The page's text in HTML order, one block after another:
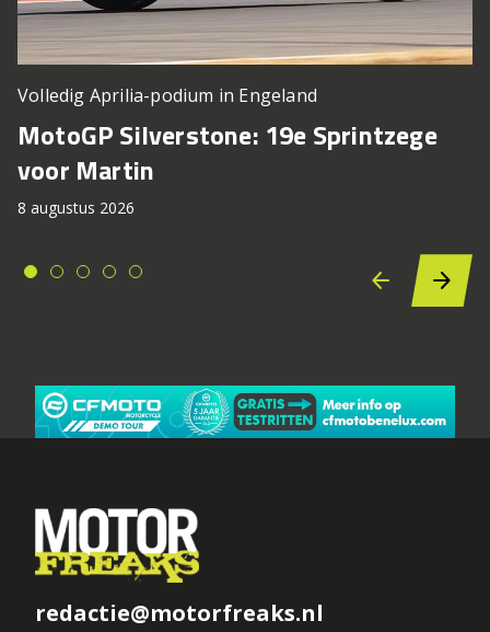
Volledig Aprilia-podium in Engeland
MotoGP Silverstone: 19e Sprintzege
voor Martin
8 augustus 2026
redactie@motorfreaks.nl